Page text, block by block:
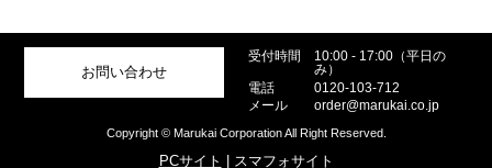
お問い合わせ
受付時間
10:00 - 17:00（平日の
み）
電話
0120-103-712
メール
order@marukai.co.jp
Copyright © Marukai Corporation All Right Reserved.
PCサイト | スマフォサイト